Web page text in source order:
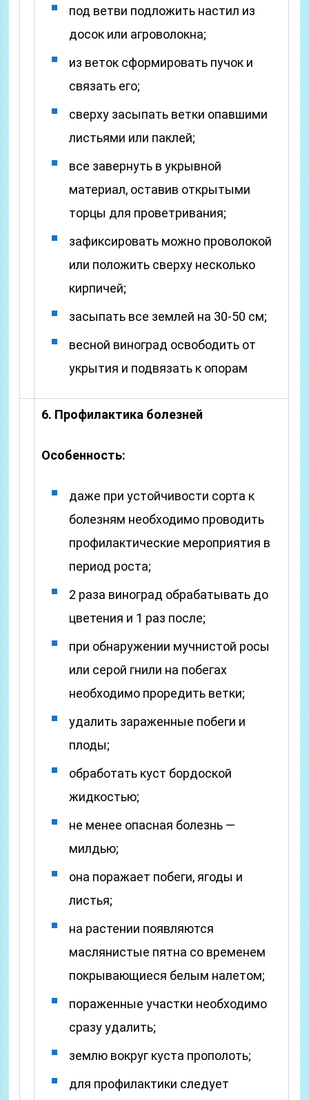
под ветви подложить настил из
досок или агроволокна;
из веток сформировать пучок и
связать его;
сверху засыпать ветки опавшими
листьями или паклей;
все завернуть в укрывной
материал, оставив открытыми
торцы для проветривания;
зафиксировать можно проволокой
или положить сверху несколько
кирпичей;
засыпать все землей на 30-50 см;
весной виноград освободить от
укрытия и подвязать к опорам
6. Профилактика болезней
Особенность:
даже при устойчивости сорта к
болезням необходимо проводить
профилактические мероприятия в
период роста;
2 раза виноград обрабатывать до
цветения и 1 раз после;
при обнаружении мучнистой росы
или серой гнили на побегах
необходимо проредить ветки;
удалить зараженные побеги и
плоды;
обработать куст бордоской
жидкостью;
не менее опасная болезнь —
милдью;
она поражает побеги, ягоды и
листья;
на растении появляются
маслянистые пятна со временем
покрывающиеся белым налетом;
пораженные участки необходимо
сразу удалить;
землю вокруг куста прополоть;
для профилактики следует